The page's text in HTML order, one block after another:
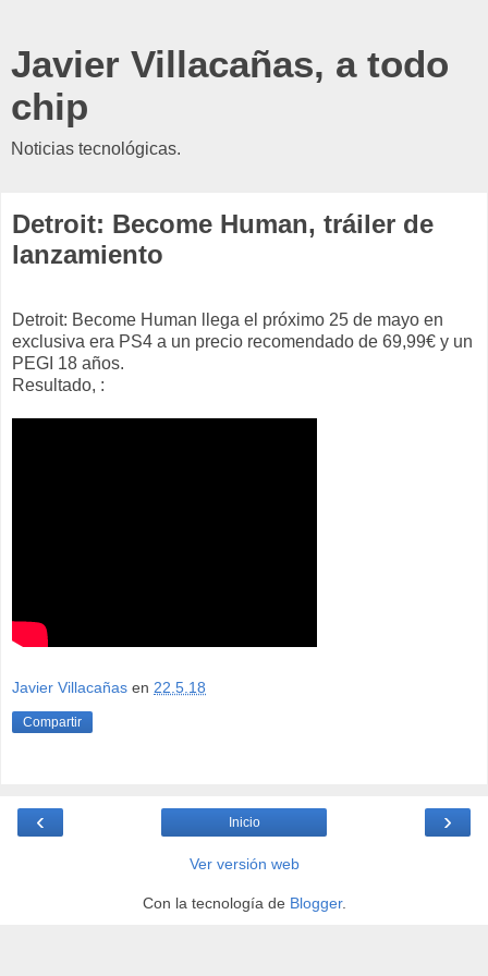
Javier Villacañas, a todo
chip
Noticias tecnológicas.
Detroit: Become Human, tráiler de
lanzamiento
Detroit: Become Human llega el próximo 25 de mayo en
exclusiva era PS4 a un precio recomendado de 69,99€ y un
PEGI 18 años.
Resultado, :
Javier Villacañas en 22.5.18
Compartir
‹ ›
Inicio
Ver versión web
Con la tecnología de Blogger.